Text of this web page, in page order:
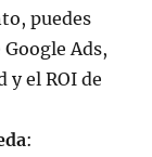
puedes
Ads,
y el ROI de
: